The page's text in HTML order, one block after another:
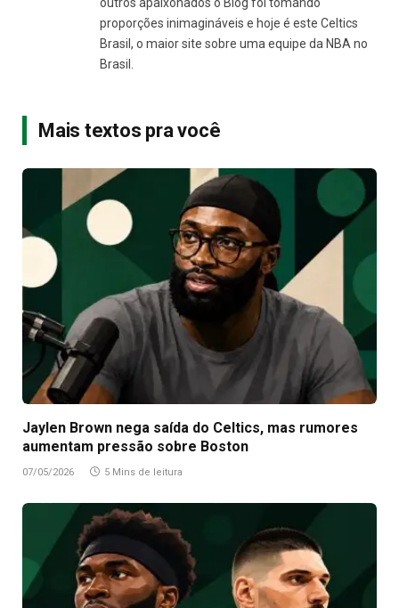
proporções inimagináveis e hoje é este Celtics
Brasil, o maior site sobre uma equipe da NBA no
Brasil.
Mais textos pra você
Jaylen Brown nega saída do Celtics, mas rumores
aumentam pressão sobre Boston
07/05/2026 5 Mins de leitura